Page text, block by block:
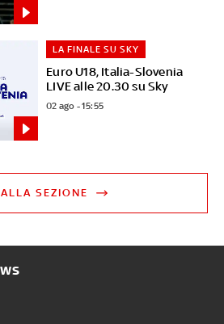
Euro U18, Italia-Slovenia
LIVE alle 20.30 su Sky
LA FINALE SU SKY
02 ago - 15:55
SEZIONE